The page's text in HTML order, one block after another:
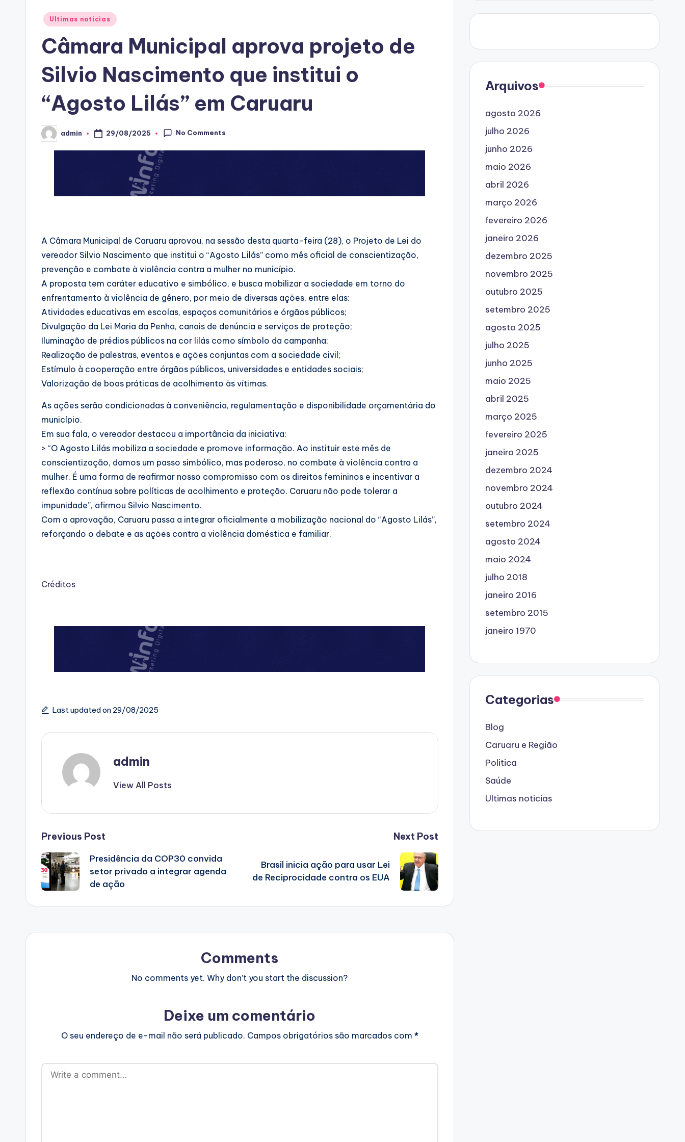
Posted
Ultimas noticias
Câmara Municipal aprova projeto de
Silvio Nascimento que institui o
“Agosto Lilás” em Caruaru
Posted
by
admin 29/08/2025 No Comments
A Câmara Municipal de Caruaru aprovou, na sessão desta quarta-feira (28), o Projeto de Lei do
vereador Silvio Nascimento que institui o “Agosto Lilás” como mês oficial de conscientização,
prevenção e combate à violência contra a mulher no município.
A proposta tem caráter educativo e simbólico, e busca mobilizar a sociedade em torno do
enfrentamento à violência de gênero, por meio de diversas ações, entre elas:
Atividades educativas em escolas, espaços comunitários e órgãos públicos;
Divulgação da Lei Maria da Penha, canais de denúncia e serviços de proteção;
Iluminação de prédios públicos na cor lilás como símbolo da campanha;
Realização de palestras, eventos e ações conjuntas com a sociedade civil;
Estímulo à cooperação entre órgãos públicos, universidades e entidades sociais;
Valorização de boas práticas de acolhimento às vítimas.
As ações serão condicionadas à conveniência, regulamentação e disponibilidade orçamentária do
município.
Em sua fala, o vereador destacou a importância da iniciativa:
> “O Agosto Lilás mobiliza a sociedade e promove informação. Ao instituir este mês de
conscientização, damos um passo simbólico, mas poderoso, no combate à violência contra a
mulher. É uma forma de reafirmar nosso compromisso com os direitos femininos e incentivar a
reflexão contínua sobre políticas de acolhimento e proteção. Caruaru não pode tolerar a
impunidade”, afirmou Silvio Nascimento.
Com a aprovação, Caruaru passa a integrar oficialmente a mobilização nacional do “Agosto Lilás”,
reforçando o debate e as ações contra a violência doméstica e familiar.
Créditos
Last updated on 29/08/2025
admin
View All Posts
Post
navigation
Previous Post
Presidência da COP30 convida
setor privado a integrar agenda
de ação
Next Post
Brasil inicia ação para usar Lei
de Reciprocidade contra os EUA
Comments
No comments yet. Why don’t you start the discussion?
Deixe um comentário
O seu endereço de e-mail não será publicado. Campos obrigatórios são marcados com *
Arquivos
agosto 2026
julho 2026
junho 2026
maio 2026
abril 2026
março 2026
fevereiro 2026
janeiro 2026
dezembro 2025
novembro 2025
outubro 2025
setembro 2025
agosto 2025
julho 2025
junho 2025
maio 2025
abril 2025
março 2025
fevereiro 2025
janeiro 2025
dezembro 2024
novembro 2024
outubro 2024
setembro 2024
agosto 2024
maio 2024
julho 2018
janeiro 2016
setembro 2015
janeiro 1970
Categorias
Blog
Caruaru e Região
Politica
Saúde
Ultimas noticias